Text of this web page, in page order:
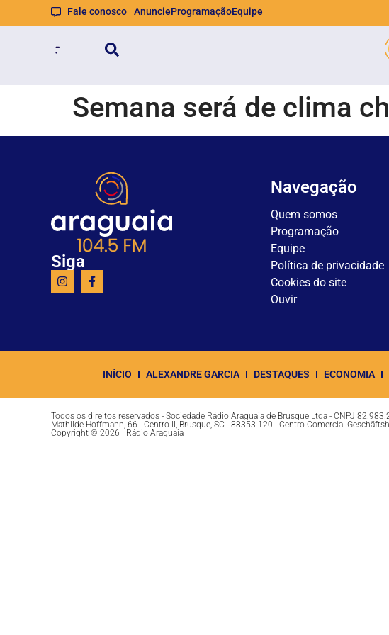
Fale conosco AnuncieProgramaçãoEquipe
Semana será de clima
Siga
Navegação
Quem somos
Programação
Equipe
Política de privacidade
Cookies do site
Ouvir
INÍCIO ALEXANDRE GARCIA DESTAQUES ECONOMIA
Todos os direitos reservados - Sociedade Rádio Araguaia de Brusque Ltda - CNPJ
Mathilde Hoffmann, 66 - Centro II, Brusque, SC - 88353-120 - Centro Comercial
Copyright © 2026 | Rádio Araguaia